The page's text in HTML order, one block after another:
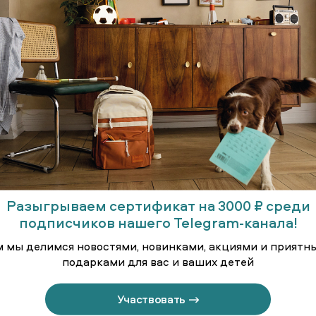
Разыгрываем сертификат на 3000 ₽ среди
подписчиков нашего Telegram-канала!
мы делимся новостями, новинками, акциями и
подарками для вас и ваших детей
Участвовать →